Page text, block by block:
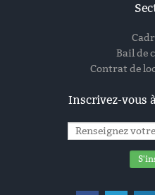
Bail de
Contrat de
Inscrivez-vous